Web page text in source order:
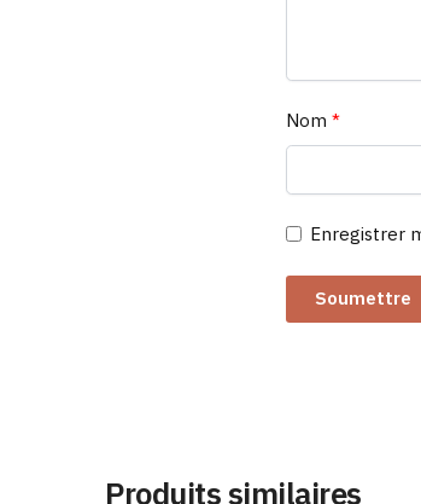
Nom *
Enregistrer
Produits similaires